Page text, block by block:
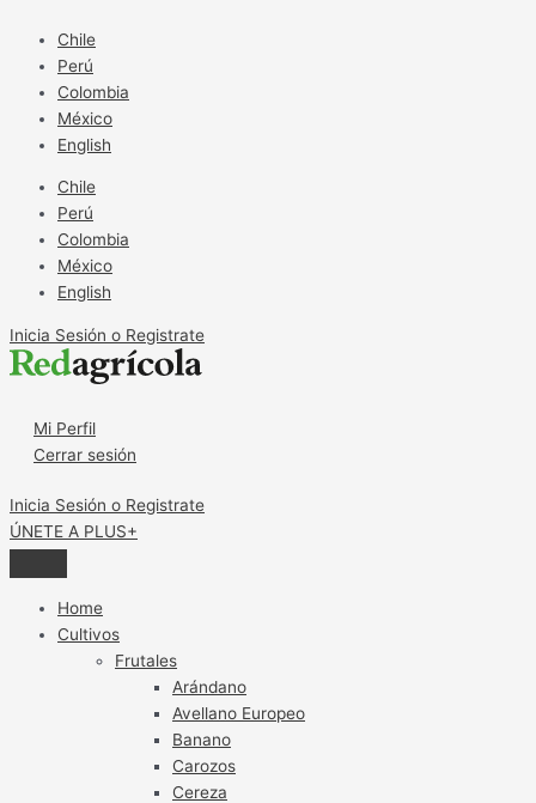
contenido
Chile
Perú
Colombia
México
English
Chile
Perú
Colombia
México
English
Inicia Sesión o Registrate
Mi Perfil
Cerrar sesión
Inicia Sesión o Registrate
ÚNETE A PLUS+
Home
Cultivos
Frutales
Arándano
Avellano Europeo
Banano
Carozos
Cereza
a
la
cadena
agroexportadora